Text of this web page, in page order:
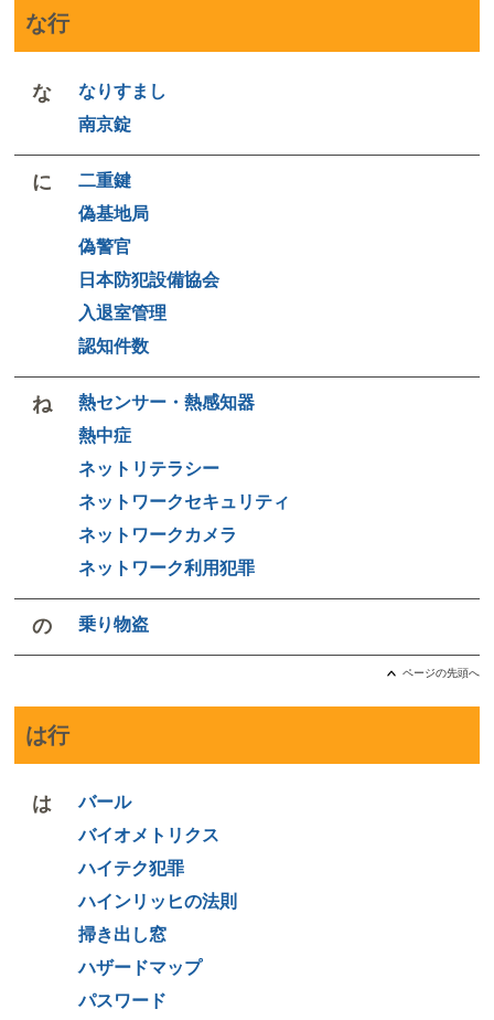
な行
な
なりすまし
南京錠
に
二重鍵
偽基地局
偽警官
日本防犯設備協会
入退室管理
認知件数
ね
熱センサー・熱感知器
熱中症
ネットリテラシー
ネットワークセキュリティ
ネットワークカメラ
ネットワーク利用犯罪
の 乗り物盗
ページの先頭へ
は行
は
バール
バイオメトリクス
ハイテク犯罪
ハインリッヒの法則
掃き出し窓
ハザードマップ
パスワード